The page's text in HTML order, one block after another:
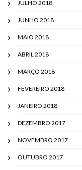
JULHO 2018
JUNHO 2018
MAIO 2018
ABRIL 2018
MARÇO 2018
FEVEREIRO 2018
JANEIRO 2018
DEZEMBRO 2017
NOVEMBRO 2017
OUTUBRO 2017